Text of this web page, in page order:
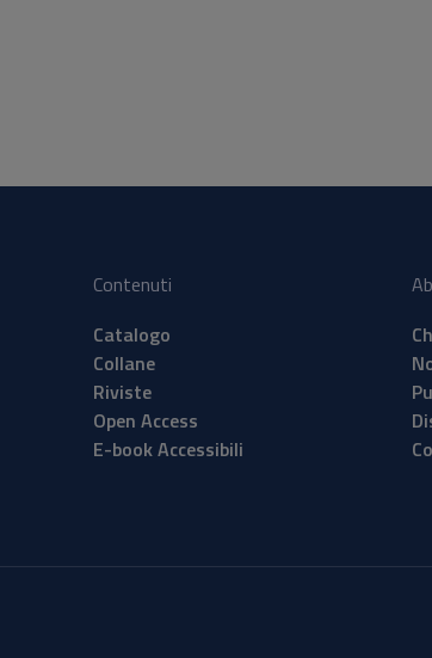
Contenuti
Catalogo
Collane
Riviste
Open Access
E-book Accessibili